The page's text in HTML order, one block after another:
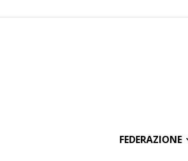
FEDERAZIONE